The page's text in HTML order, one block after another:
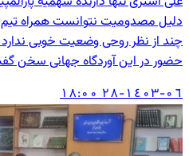
دلیل مصدومیت نتوانست همراه
چند از نظر روحی وضعیت خوبی
حضور در این آوردگاه جهانی سخن
۱٤۰۳-۰٦-۲۸ ۱۸:۰۰